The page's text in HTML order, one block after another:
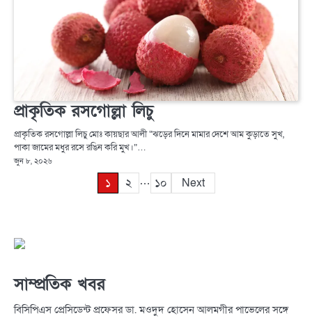
প্রাকৃতিক রসগোল্লা লিচু
প্রাকৃতিক রসগোল্লা লিচু মোঃ কায়ছার আলী “ঝড়ের দিনে মামার দেশে আম কুড়াতে সুখ,
পাকা জামের মধুর রসে রঙিন করি মুখ।”…
জুন ৮, ২০২৬
১ ২ … ১০ Next
সাম্প্রতিক খবর
বিসিপিএস প্রেসিডেন্ট প্রফেসর ডা. মওদুদ হোসেন আলমগীর পাভেলের সঙ্গে